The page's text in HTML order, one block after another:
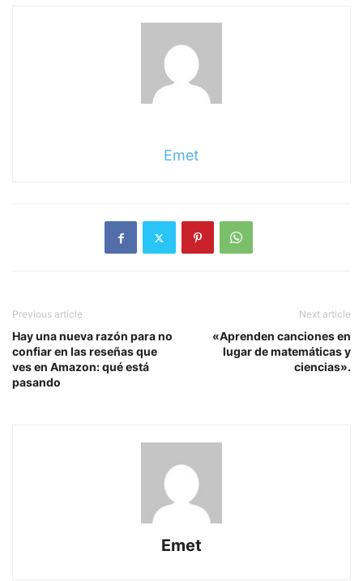
Emet
Previous article
Hay una nueva razón para no
confiar en las reseñas que
ves en Amazon: qué está
pasando
Next article
«Aprenden canciones en
lugar de matemáticas y
ciencias».
Emet